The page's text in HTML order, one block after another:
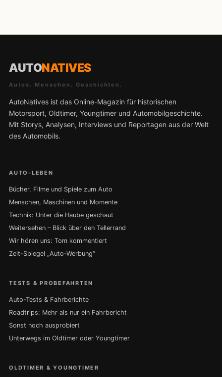
AUTONATIVES
Autos. Menschen. Geschichten.
AutoNatives ist das Online-Magazin für historischen
Motorsport, Oldtimer, Youngtimer und Automobilgeschichte.
Mit Storys, Analysen, Interviews und Reportagen aus der Welt
des Automobils.
AUTO-LEBEN
Bücher, Filme und Spiele zum Auto
Menschen, Maschinen und Momente
Technik: Unter die Haube geschaut
Weitersehen – Blick über den Tellerrand
Wir hören uns: Tom kommentiert
Zeit-Spiegel „Auto-Werbung“
TESTS & PROBEFAHRTEN
Auto-Tests & Fahrberichte
Roadtrips: Mehr als nur ein Fahrbericht
Sonst noch ausprobiert
Unterwegs im Oldtimer oder Youngtimer
OLDTIMER & YOUNGTIMER